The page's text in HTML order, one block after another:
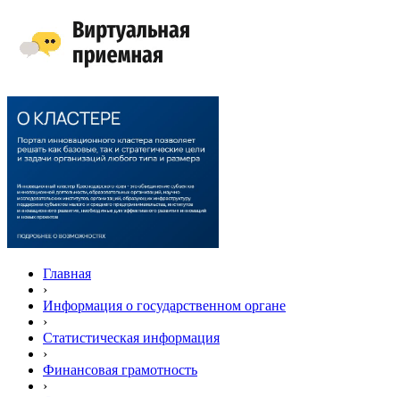
Главная
›
Информация о государственном органе
›
Статистическая информация
›
Финансовая грамотность
›